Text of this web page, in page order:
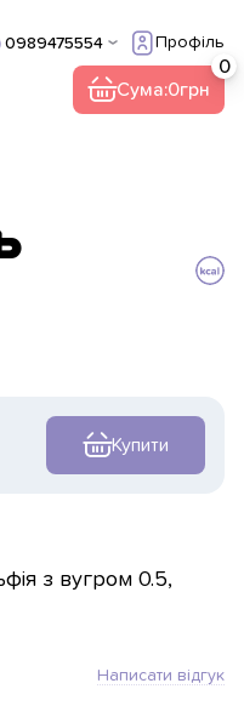
0989475554 Профіль
Сума:0
Купити
з вугром 0.5,
Написати відгук